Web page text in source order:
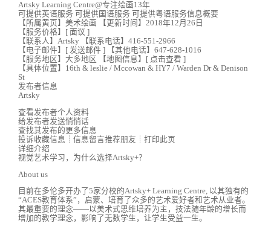
Artsky Learning Centre@专注绘画13年
可提供英语服务 可提供国语服务 可提供粤语服务信息概要
【所属黄页】美术绘画 【更新时间】2018年12月26日
【服务价格】[ 面议 ]
【联系人】Artsky 【联系电话】416-551-2966
【电子邮件】[ 发送邮件 ] 【其他电话】647-628-1016
【服务地区】大多地区 【地图信息】[ 点击查看 ]
【具体位置】16th & leslie / Mccowan & HY7 / Warden Dr & Denison
St
发布者信息
Artsky
查看发布者个人资料
给发布者发送悄悄话
查找其发布的更多信息
投诉收藏信息┊信息留言推荐朋友┊打印此页
详细介绍
视觉艺术学习，为什么选择Artsky+？
About us
目前在多伦多开办了5家分校的Artsky+ Learning Centre, 以其独有的
“ACES教育体系”，启蒙、培育了众多的艺术爱好者和艺术从业者。
其最重要的理念——以美术式思维培养为主，技法随年龄的增长而
增加的教学理念，影响了无数学生，让学生受益一生。